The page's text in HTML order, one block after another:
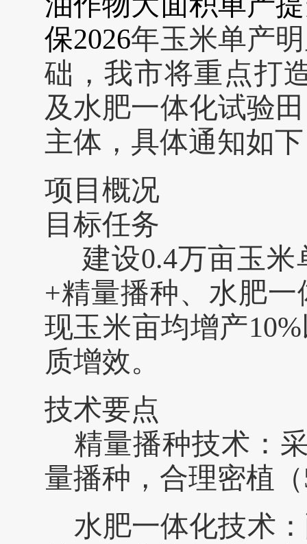
保2026年玉米单产
础，我市将重点打
及水肥一体化试验
主体，具体通知如
项目概况
目标任务
建设0.4万亩玉米
+精量播种、水肥
现玉米亩均增产10%
质增效。
技术要点
精量播种技术：
量播种，合理密植（
水肥一体化技术